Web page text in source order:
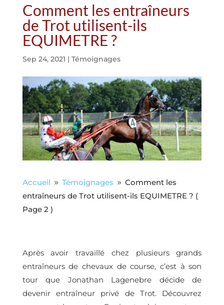
Comment les entraîneurs
de Trot utilisent-ils
EQUIMETRE ?
Sep 24, 2021 | Témoignages
Accueil 9 Témoignages 9 Comment les
entraîneurs de Trot utilisent-ils EQUIMETRE ? (
Page 2 )
Après avoir travaillé chez plusieurs grands
entraîneurs de chevaux de course, c’est à son
tour que Jonathan Lagenebre décide de
devenir entraîneur privé de Trot. Découvrez